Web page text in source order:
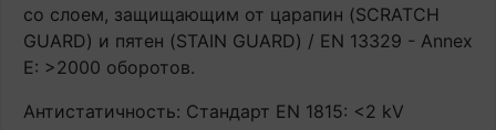
со слоем, защищающим от царапин (SCRATCH
GUARD) и пятен (STAIN GUARD) / EN 13329 - Annex
E: >2000 оборотов.
Антистатичность: Стандарт EN 1815: <2 kV